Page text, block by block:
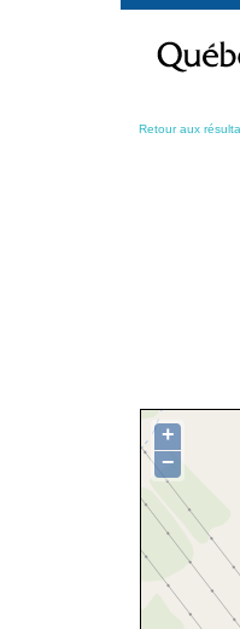
contenu
Retour aux
+
−